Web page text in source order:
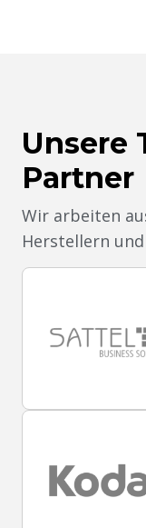
Unsere
Partner
Wir arbeiten
Herstellern